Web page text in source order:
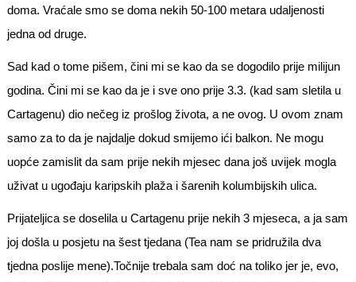
doma. Vraćale smo se doma nekih 50-100 metara udaljenosti
jedna od druge.
Sad kad o tome pišem, čini mi se kao da se dogodilo prije milijun
godina. Čini mi se kao da je i sve ono prije 3.3. (kad sam sletila u
Cartagenu) dio nečeg iz prošlog života, a ne ovog. U ovom znam
samo za to da je najdalje dokud smijemo ići balkon. Ne mogu
uopće zamislit da sam prije nekih mjesec dana još uvijek mogla
uživat u ugođaju karipskih plaža i šarenih kolumbijskih ulica.
Prijateljica se doselila u Cartagenu prije nekih 3 mjeseca, a ja sam
joj došla u posjetu na šest tjedana (Tea nam se pridružila dva
tjedna poslije mene).Točnije trebala sam doć na toliko jer je, evo,